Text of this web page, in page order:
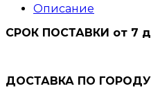
Описание
СРОК ПОСТАВКИ от 7
ДОСТАВКА ПО ГОРОДУ